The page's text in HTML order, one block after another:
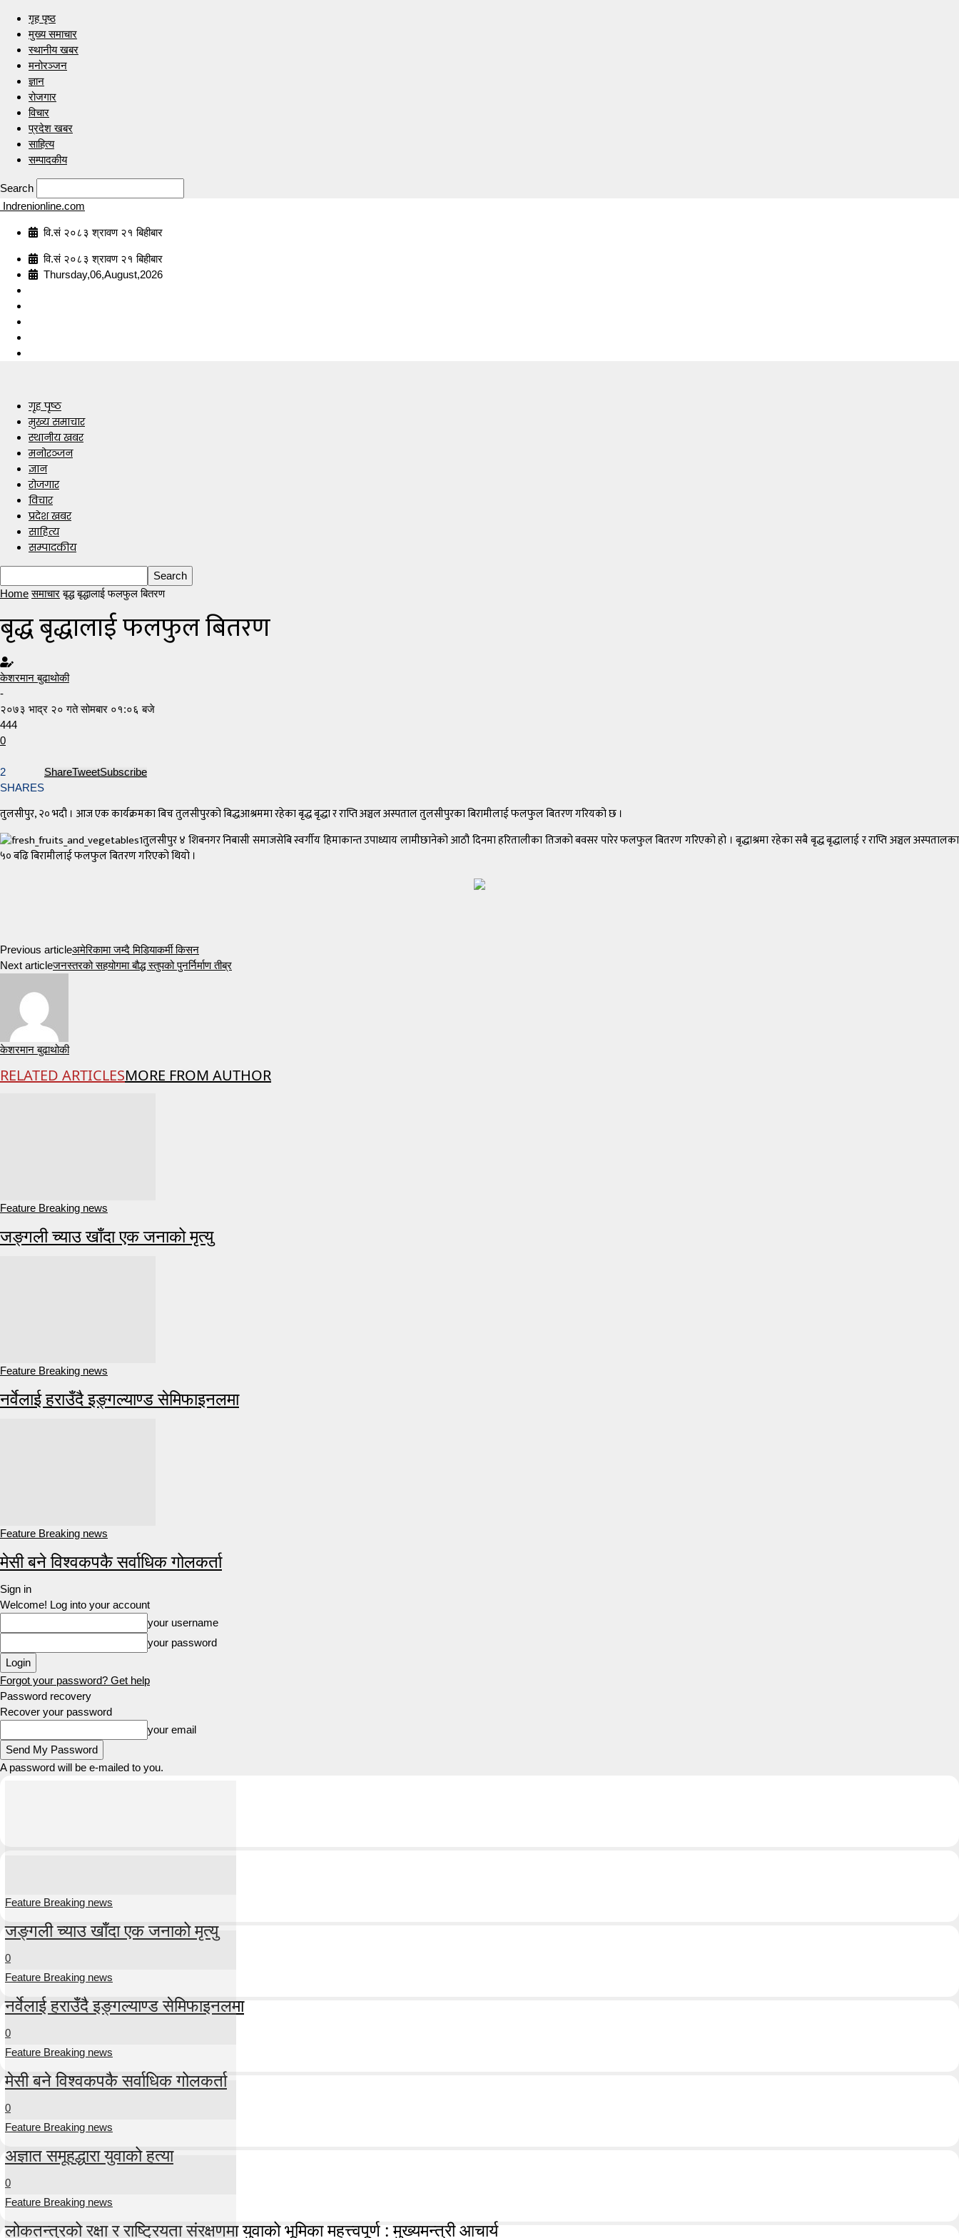
गृह पृष्ठ
मुख्य समाचार
स्थानीय खबर
मनोरञ्जन
ज्ञान
रोजगार
विचार
प्रदेश खबर
साहित्य
सम्पादकीय
Search
Indrenionline.com
वि.सं २०८३ श्रावण २१ बिहीबार
वि.सं २०८३ श्रावण २१ बिहीबार
Thursday,06,August,2026
गृह पृष्ठ
मुख्य समाचार
स्थानीय खबर
मनोरञ्जन
ज्ञान
रोजगार
विचार
प्रदेश खबर
साहित्य
सम्पादकीय
Home समाचार बृद्ध बृद्धालाई फलफुल बितरण
बृद्ध बृद्धालाई फलफुल बितरण
केशरमान बुढाथोकी
-
२०७३ भाद्र २० गते सोमबार ०१:०६ बजे
444
0
2
SHARES
ShareTweetSubscribe
तुलसीपुर, २० भदौ । आज एक कार्यक्रमका बिच तुलसीपुरको बिद्धआश्रममा रहेका बृद्ध बृद्धा र राप्ति अञ्चल अस्पताल तुलसीपुरका बिरामीलाई फलफुल बितरण गरियको छ ।
तुलसीपुर ४ शिबनगर निबासी समाजसेबि स्वर्गीय हिमाकान्त उपाध्याय लामीछानेको आठौ दिनमा हरितालीका तिजको बवसर पारेर फलफुल बितरण गरिएको हो । बृद्धाश्रमा रहेका सबै बृद्ध बृद्धालाई र राप्ति अञ्चल अस्पतालका
५० बढि बिरामीलाई फलफुल बितरण गरिएको थियो ।
Previous articleअमेरिकामा जम्दै मिडियाकर्मी किसन
Next articleजनस्तरको सहयोगमा बौद्ध स्तुपको पुनर्निर्माण तीब्र
केशरमान बुढाथोकी
RELATED ARTICLESMORE FROM AUTHOR
Feature Breaking news
जङ्गली च्याउ खाँदा एक जनाको मृत्यु
Feature Breaking news
नर्वेलाई हराउँदै इङ्गल्याण्ड सेमिफाइनलमा
Feature Breaking news
मेसी बने विश्वकपकै सर्वाधिक गोलकर्ता
Sign in
Welcome! Log into your account
your username
your password
Forgot your password? Get help
Password recovery
Recover your password
your email
A password will be e-mailed to you.
Feature Breaking news
जङ्गली च्याउ खाँदा एक जनाको मृत्यु
0
Feature Breaking news
नर्वेलाई हराउँदै इङ्गल्याण्ड सेमिफाइनलमा
0
Feature Breaking news
मेसी बने विश्वकपकै सर्वाधिक गोलकर्ता
0
Feature Breaking news
अज्ञात समूहद्धारा युवाको हत्या
0
Feature Breaking news
लोकतन्त्रको रक्षा र राष्ट्रियता संरक्षणमा युवाको भूमिका महत्त्वपूर्ण : मुख्यमन्त्री आचार्य